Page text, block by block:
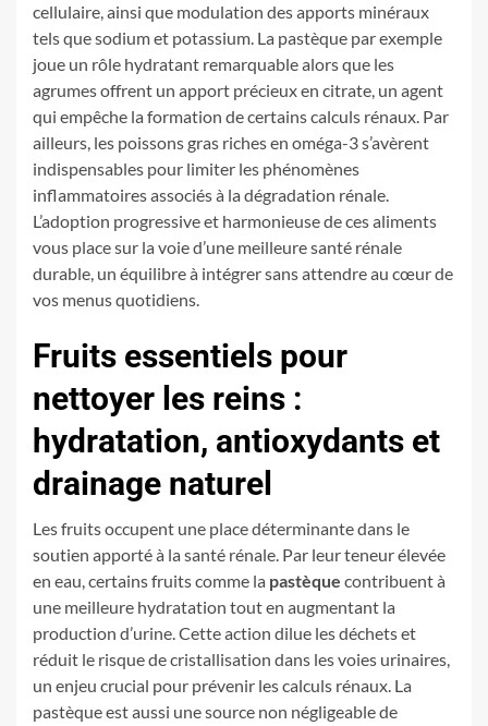
cellulaire, ainsi que modulation des apports minéraux
tels que sodium et potassium. La pastèque par exemple
joue un rôle hydratant remarquable alors que les
agrumes offrent un apport précieux en citrate, un agent
qui empêche la formation de certains calculs rénaux. Par
ailleurs, les poissons gras riches en oméga-3 s’avèrent
indispensables pour limiter les phénomènes
inflammatoires associés à la dégradation rénale.
L’adoption progressive et harmonieuse de ces aliments
vous place sur la voie d’une meilleure santé rénale
durable, un équilibre à intégrer sans attendre au cœur de
vos menus quotidiens.
Fruits essentiels pour
nettoyer les reins :
hydratation, antioxydants et
drainage naturel
Les fruits occupent une place déterminante dans le
soutien apporté à la santé rénale. Par leur teneur élevée
en eau, certains fruits comme la pastèque contribuent à
une meilleure hydratation tout en augmentant la
production d’urine. Cette action dilue les déchets et
réduit le risque de cristallisation dans les voies urinaires,
un enjeu crucial pour prévenir les calculs rénaux. La
pastèque est aussi une source non négligeable de